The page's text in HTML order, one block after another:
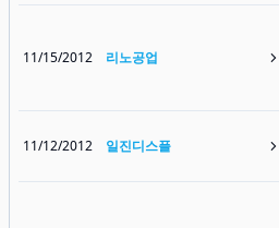
11/15/2012 리노공업
11/12/2012 일진디스플